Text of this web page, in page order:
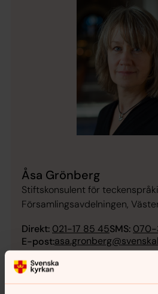
Åsa Grönberg
Stiftskonsulent för
Församlingsavdelningen,
Direkt: 021-17 85 45SMS: 070-
E-post: